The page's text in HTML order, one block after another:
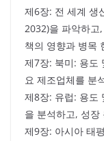
제6장: 전 세계 생
2032)을 파악하고
책의 영향과 병목
제7장: 북미: 용도
요 제조업체를 분
제8장: 유럽: 용도
을 분석하고, 성장
제9장: 아시아 태